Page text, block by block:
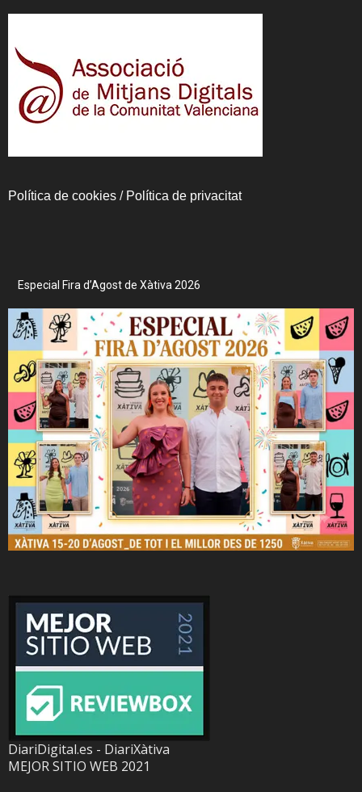
Política de cookies / Política de privacitat
Especial Fira d’Agost de Xàtiva 2026
DiariDigital.es - DiariXàtiva
MEJOR SITIO WEB 2021